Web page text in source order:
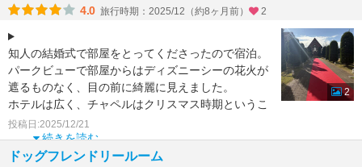
4.0 旅行時期：2025/12（約8ヶ月前） 2
知人の結婚式で部屋をとってくださったので宿泊。
パークビューで部屋からはディズニーシーの花火が
遮るものなく、目の前に綺麗に見えました。
ホテルは広く、チャペルはクリスマス時期というこ
ともあり、ツリ
続きを読む
投稿日:2025/12/21
2
ドッグフレンドリールーム